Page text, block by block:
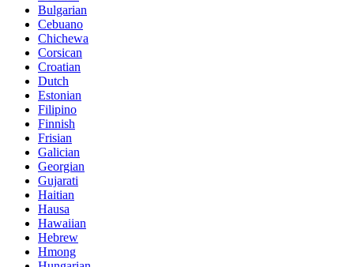
Bulgarian
Cebuano
Chichewa
Corsican
Croatian
Dutch
Estonian
Filipino
Finnish
Frisian
Galician
Georgian
Gujarati
Haitian
Hausa
Hawaiian
Hebrew
Hmong